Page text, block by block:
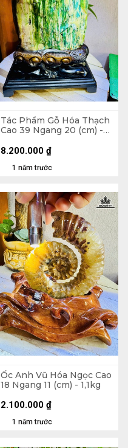
Tác Phẩm Gỗ Hóa Thạch
Cao 39 Ngang 20 (cm) -
1 năm trước
8.200.000 ₫
Ốc Anh Vũ Hóa Ngọc Cao
18 Ngang 11 (cm) - 1,1kg
1 năm trước
2.100.000 ₫